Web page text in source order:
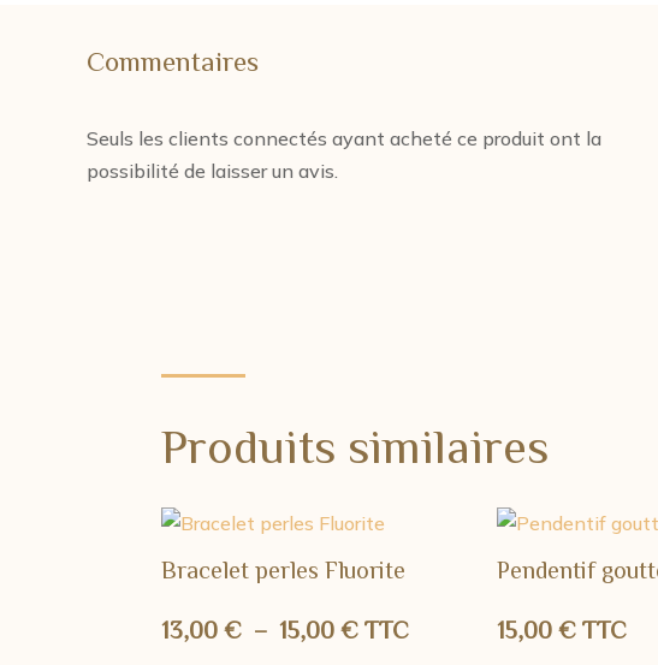
Commentaires
Seuls les clients connectés ayant acheté ce produit ont la
possibilité de laisser un avis.
Produits similaires
Bracelet perles Fluorite
13,00€ – 15,00€Plage
TTC
Pendentif
15,00€ TTC